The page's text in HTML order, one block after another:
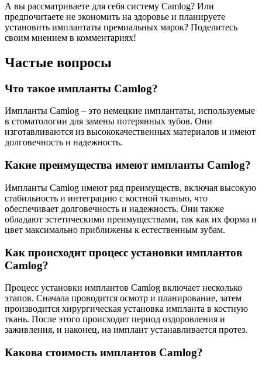
А вы рассматриваете для себя систему Camlog? Или
предпочитаете не экономить на здоровье и планируете
установить имплантаты премиальных марок? Поделитесь
своим мнением в комментариях!
Частые вопросы
Что такое импланты Camlog?
Импланты Camlog – это немецкие имплантаты, используемые
в стоматологии для замены потерянных зубов. Они
изготавливаются из высококачественных материалов и имеют
долговечность и надежность.
Какие преимущества имеют импланты Camlog?
Импланты Camlog имеют ряд преимуществ, включая высокую
стабильность и интеграцию с костной тканью, что
обеспечивает долговечность и надежность. Они также
обладают эстетическими преимуществами, так как их форма и
цвет максимально приближены к естественным зубам.
Как происходит процесс установки имплантов
Camlog?
Процесс установки имплантов Camlog включает несколько
этапов. Сначала проводится осмотр и планирование, затем
производится хирургическая установка импланта в костную
ткань. После этого происходит период оздоровления и
заживления, и наконец, на имплант устанавливается протез.
Какова стоимость имплантов Camlog?